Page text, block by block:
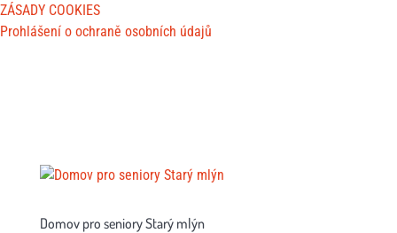
ZÁSADY COOKIES
Prohlášení o ochraně osobních údajů
Domov pro seniory Starý mlýn